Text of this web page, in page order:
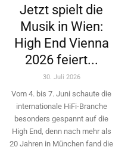
Jetzt spielt die
Musik in Wien:
High End Vienna
2026 feiert...
30. Juli 2026
Vom 4. bis 7. Juni schaute die
internationale HiFi-Branche
besonders gespannt auf die
High End, denn nach mehr als
20 Jahren in München fand die